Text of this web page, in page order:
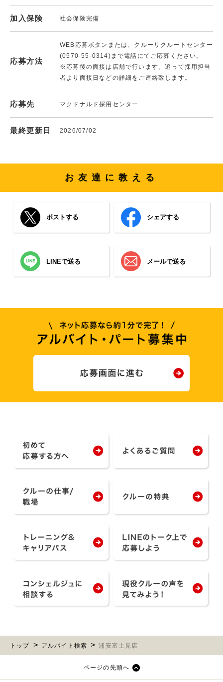
加入保険 社会保険完備
応募方法
WEB応募ボタンまたは、クルーリクルートセンター
(0570-55-0314)まで電話にてご応募ください。
※応募後の面接は店舗で行います。追って採用担当
者より面接日などの詳細をご連絡致します。
応募先 マクドナルド採用センター
最終更新日 2026/07/02
お友達に教える
ポストする シェアする
LINEで送る メールで送る
トップ アルバイト検索 浦安富士見店
ページの先頭へ